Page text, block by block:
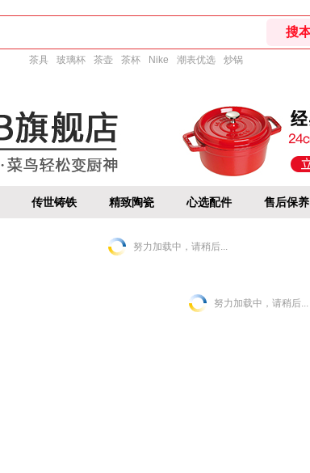
茶具 玻璃杯 茶壶 茶杯 Nike 潮表优选 炒锅
传世铸铁 精致陶瓷 心选配件 售后保养
努力加载中，请稍后...
努力加载中，请稍后...